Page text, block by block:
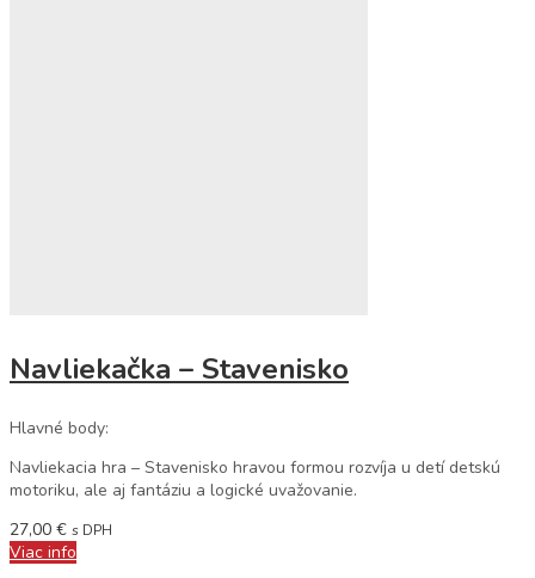
Navliekačka – Stavenisko
Hlavné body:
Navliekacia hra – Stavenisko hravou formou rozvíja u detí detskú
motoriku, ale aj fantáziu a logické uvažovanie.
27,00 € s DPH
Viac info